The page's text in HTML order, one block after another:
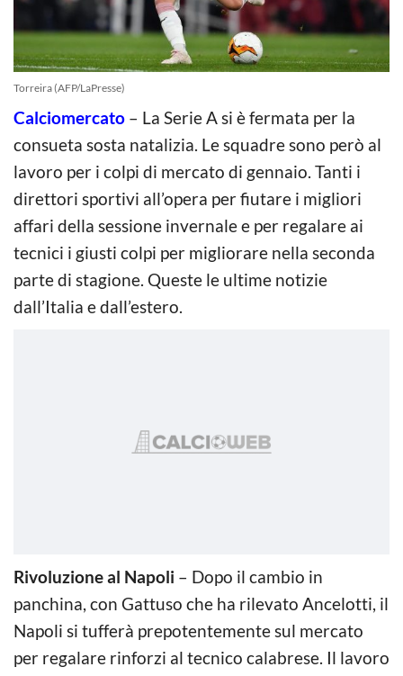
Torreira (AFP/LaPresse)
Calciomercato – La Serie A si è fermata per la
consueta sosta natalizia. Le squadre sono però al
lavoro per i colpi di mercato di gennaio. Tanti i
direttori sportivi all’opera per fiutare i migliori
affari della sessione invernale e per regalare ai
tecnici i giusti colpi per migliorare nella seconda
parte di stagione. Queste le ultime notizie
dall’Italia e dall’estero.
Rivoluzione al Napoli – Dopo il cambio in
panchina, con Gattuso che ha rilevato Ancelotti, il
Napoli si tufferà prepotentemente sul mercato
per regalare rinforzi al tecnico calabrese. Il lavoro